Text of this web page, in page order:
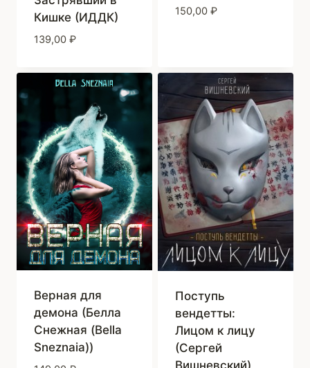
Кишке (ИДДК)
139,00 ₽
150,00 ₽
Верная для
демона (Белла
Снежная (Bella
Sneznaia))
Поступь
вендетты:
Лицом к лицу
(Сергей